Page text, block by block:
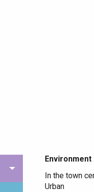
Environment
Environment
In the town
Urban